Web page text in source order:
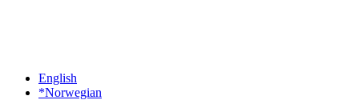
English
*Norwegian